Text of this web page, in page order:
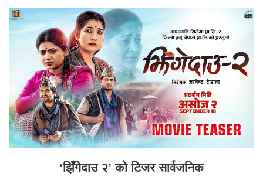
‘झिँगेदाउ २’ को टिजर सार्वजनिक